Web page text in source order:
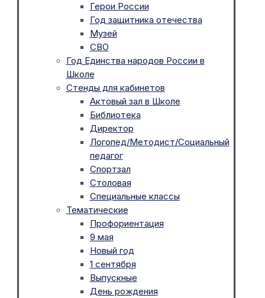
Герои России
Год защитника отечества
Музей
СВО
Год Единства народов России в
Школе
Стенды для кабинетов
Актовый зал в Школе
Библиотека
Директор
Логопед/Методист/Социальный
педагог
Спортзал
Столовая
Специальные классы
Тематические
Профориентация
9 мая
Новый год
1 сентября
Выпускные
День рождения